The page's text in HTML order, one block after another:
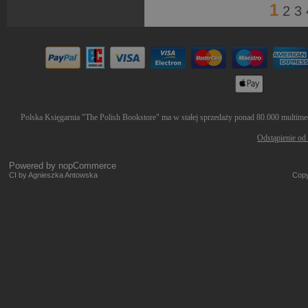
1 2 3
Polska Księgarnia "The Polish Bookstore" ma w stałej sprzedaży ponad 80.000
Odstąpienie
Powered by nopCommerce
CI by Agnieszka Antowska